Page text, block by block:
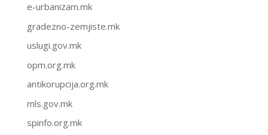
e-urbanizam.mk
gradezno-zemjiste.mk
uslugi.gov.mk
opm.org.mk
antikorupcija.org.mk
mls.gov.mk
spinfo.org.mk